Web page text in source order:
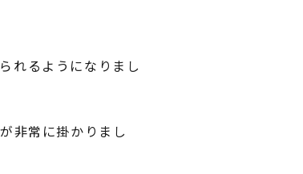
れるようになりまし
非常に掛かりまし